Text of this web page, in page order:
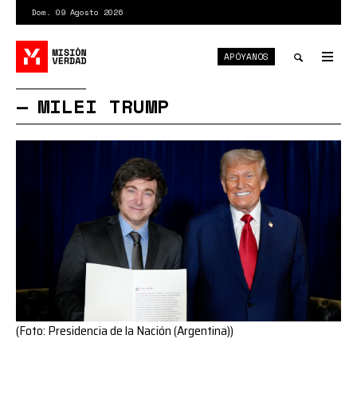
contenido
principal
Dom. 09 Agosto 2026
search
APÓYANOS
MILEI TRUMP
(Foto: Presidencia de la Nación (Argentina))